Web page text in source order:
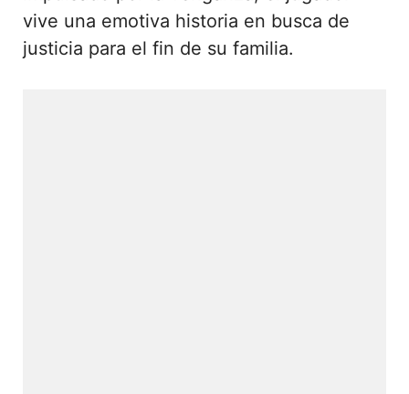
vive una emotiva historia en busca de
justicia para el fin de su familia.